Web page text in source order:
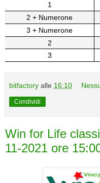
1
2 + Numerone
3 + Numerone
2
3
bitfactory alle 16:10
Condividi
Win for Life
11-2021 ore